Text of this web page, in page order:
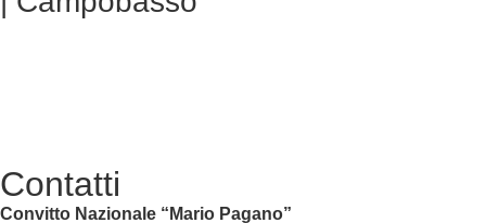
Contatti
Convitto Nazionale “Mario Pagano”